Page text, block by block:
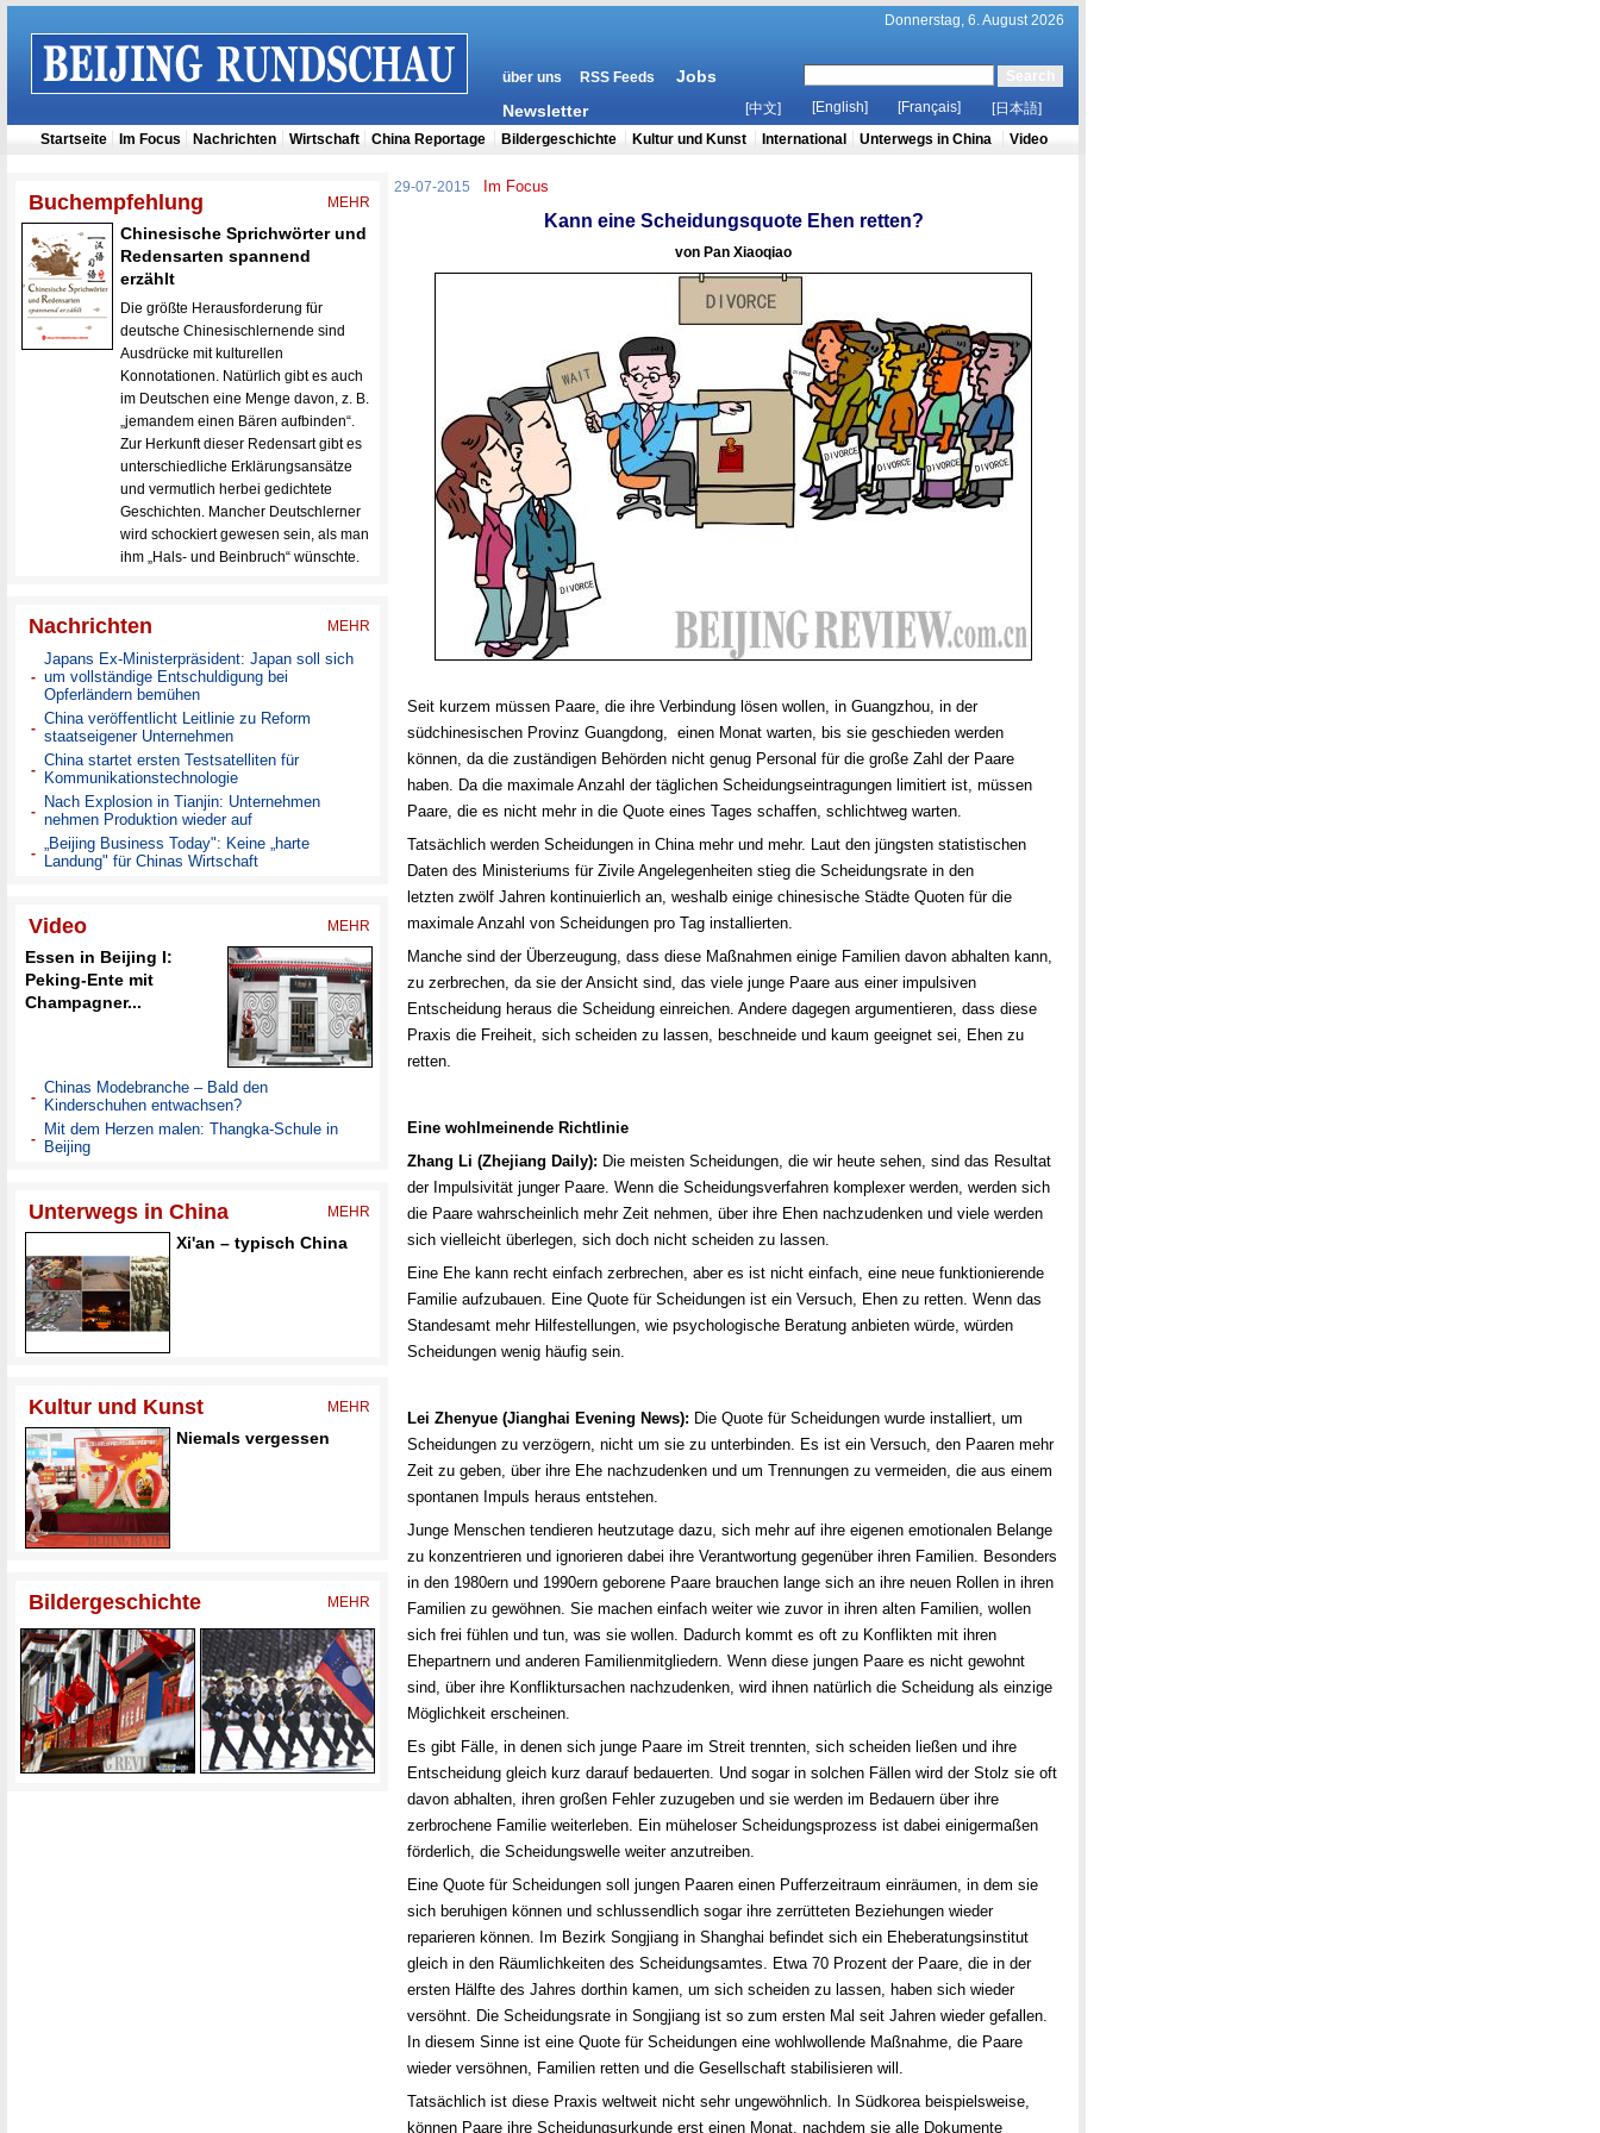
29-07-2015 Im Focus
Kann eine Scheidungsquote Ehen retten?
von Pan Xiaoqiao
Seit kurzem müssen Paare, die ihre Verbindung lösen wollen, in Guangzhou, in der
südchinesischen Provinz Guangdong, einen Monat warten, bis sie geschieden werden
können, da die zuständigen Behörden nicht genug Personal für die große Zahl der Paare
haben. Da die maximale Anzahl der täglichen Scheidungseintragungen limitiert ist, müssen
Paare, die es nicht mehr in die Quote eines Tages schaffen, schlichtweg warten.
Tatsächlich werden Scheidungen in China mehr und mehr. Laut den jüngsten statistischen
Daten des Ministeriums für Zivile Angelegenheiten stieg die Scheidungsrate in den
letzten zwölf Jahren kontinuierlich an, weshalb einige chinesische Städte Quoten für die
maximale Anzahl von Scheidungen pro Tag installierten.
Manche sind der Überzeugung, dass diese Maßnahmen einige Familien davon abhalten kann,
zu zerbrechen, da sie der Ansicht sind, das viele junge Paare aus einer impulsiven
Entscheidung heraus die Scheidung einreichen. Andere dagegen argumentieren, dass diese
Praxis die Freiheit, sich scheiden zu lassen, beschneide und kaum geeignet sei, Ehen zu
retten.
Eine wohlmeinende Richtlinie
Zhang Li (Zhejiang Daily): Die meisten Scheidungen, die wir heute sehen, sind das Resultat
der Impulsivität junger Paare. Wenn die Scheidungsverfahren komplexer werden, werden sich
die Paare wahrscheinlich mehr Zeit nehmen, über ihre Ehen nachzudenken und viele werden
sich vielleicht überlegen, sich doch nicht scheiden zu lassen.
Eine Ehe kann recht einfach zerbrechen, aber es ist nicht einfach, eine neue funktionierende
Familie aufzubauen. Eine Quote für Scheidungen ist ein Versuch, Ehen zu retten. Wenn das
Standesamt mehr Hilfestellungen, wie psychologische Beratung anbieten würde, würden
Scheidungen wenig häufig sein.
Lei Zhenyue (Jianghai Evening News): Die Quote für Scheidungen wurde installiert, um
Scheidungen zu verzögern, nicht um sie zu unterbinden. Es ist ein Versuch, den Paaren mehr
Zeit zu geben, über ihre Ehe nachzudenken und um Trennungen zu vermeiden, die aus einem
spontanen Impuls heraus entstehen.
Junge Menschen tendieren heutzutage dazu, sich mehr auf ihre eigenen emotionalen Belange
zu konzentrieren und ignorieren dabei ihre Verantwortung gegenüber ihren Familien. Besonders
in den 1980ern und 1990ern geborene Paare brauchen lange sich an ihre neuen Rollen in ihren
Familien zu gewöhnen. Sie machen einfach weiter wie zuvor in ihren alten Familien, wollen
sich frei fühlen und tun, was sie wollen. Dadurch kommt es oft zu Konflikten mit ihren
Ehepartnern und anderen Familienmitgliedern. Wenn diese jungen Paare es nicht gewohnt
sind, über ihre Konfliktursachen nachzudenken, wird ihnen natürlich die Scheidung als einzige
Möglichkeit erscheinen.
Es gibt Fälle, in denen sich junge Paare im Streit trennten, sich scheiden ließen und ihre
Entscheidung gleich kurz darauf bedauerten. Und sogar in solchen Fällen wird der Stolz sie oft
davon abhalten, ihren großen Fehler zuzugeben und sie werden im Bedauern über ihre
zerbrochene Familie weiterleben. Ein müheloser Scheidungsprozess ist dabei einigermaßen
förderlich, die Scheidungswelle weiter anzutreiben.
Eine Quote für Scheidungen soll jungen Paaren einen Pufferzeitraum einräumen, in dem sie
sich beruhigen können und schlussendlich sogar ihre zerrütteten Beziehungen wieder
reparieren können. Im Bezirk Songjiang in Shanghai befindet sich ein Eheberatungsinstitut
gleich in den Räumlichkeiten des Scheidungsamtes. Etwa 70 Prozent der Paare, die in der
ersten Hälfte des Jahres dorthin kamen, um sich scheiden zu lassen, haben sich wieder
versöhnt. Die Scheidungsrate in Songjiang ist so zum ersten Mal seit Jahren wieder gefallen.
In diesem Sinne ist eine Quote für Scheidungen eine wohlwollende Maßnahme, die Paare
wieder versöhnen, Familien retten und die Gesellschaft stabilisieren will.
Tatsächlich ist diese Praxis weltweit nicht sehr ungewöhnlich. In Südkorea beispielsweise,
können Paare ihre Scheidungsurkunde erst einen Monat, nachdem sie alle Dokumente